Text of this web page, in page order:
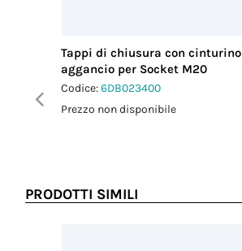
Tappi di chiusura con
aggancio per Socket M20
Codice:6DB023400
Prezzo non disponibile
PRODOTTI SIMILI